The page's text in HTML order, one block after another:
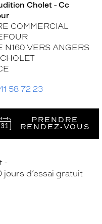
Cholet - Cc
COMMERCIAL
N160 VERS ANGERS
58 72 23
PRENDRE
RENDEZ‑VOUS
jours d’essai gratuit